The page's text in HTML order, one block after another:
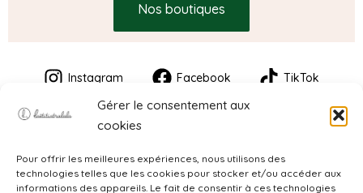
Gérer le consentement aux
cookies
Pour offrir les meilleures expériences, nous utilisons des
technologies telles que les cookies pour stocker et/ou accéder aux
informations des appareils. Le fait de consentir à ces technologies
Nos boutiques
Instagram Facebook TikTok